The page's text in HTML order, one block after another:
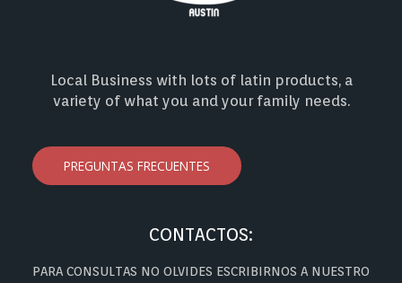
Local Business with lots of latin products, a
variety of what you and your family needs.
PREGUNTAS FRECUENTES
CONTACTOS:
PARA CONSULTAS NO OLVIDES ESCRIBIRNOS A NUESTRO